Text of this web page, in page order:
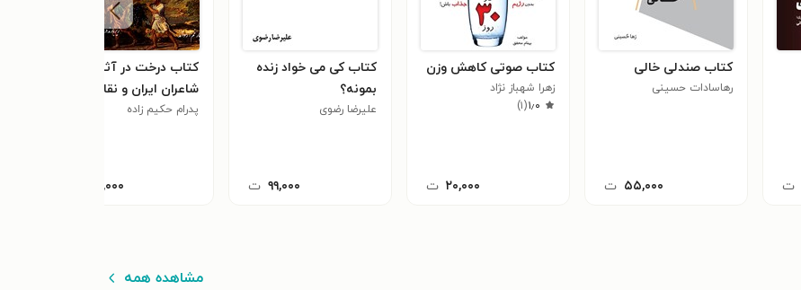
ت
کتاب صندلی خالی
رهاسادات حسینی
۵۵,۰۰۰ ت
کتاب صوتی کاهش وزن
زهرا شهباز نژاد
۱٫۰(۱)
۲۰,۰۰۰ ت
کتاب کی می خواد زنده
بمونه؟
علیرضا رضوی
۹۹,۰۰۰ ت
کتاب درخت در آثار
شاعران ایران و نقاشان
جهان
پدرام حکیم زاده
۲۰,۰۰۰
مشاهده همه